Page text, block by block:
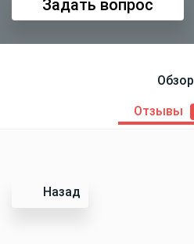
Задать вопрос
Обзор
Отзывы
Назад